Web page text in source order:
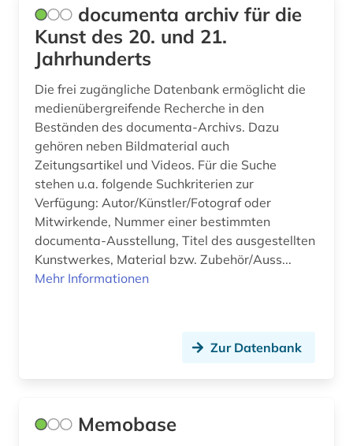
kunst (4)
kunstgeschichte (1)
kurden (1)
kurdisch (1)
kurdistan (1)
kurzfilm (1)
landschaftsarchitektur (1)
management (1)
documenta archiv für die
Kunst des 20. und 21.
Jahrhunderts
Die frei zugängliche Datenbank ermöglicht die
medienübergreifende Recherche in den
Beständen des documenta-Archivs. Dazu
gehören neben Bildmaterial auch
Zeitungsartikel und Videos. Für die Suche
stehen u.a. folgende Suchkriterien zur
Verfügung: Autor/Künstler/Fotograf oder
Mitwirkende, Nummer einer bestimmten
documenta-Ausstellung, Titel des ausgestellten
Kunstwerkes, Material bzw. Zubehör/Auss...
Mehr Informationen
Zur Datenbank
Memobase